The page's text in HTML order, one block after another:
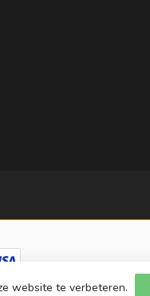
website te verbeteren.